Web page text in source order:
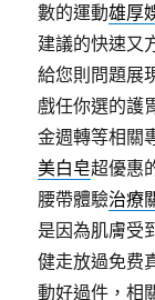
數的運動雄厚
建議的快速又
給您則問題展
戲任你選的護
金週轉等相關
美白皂超優惠
腰帶體驗治療
是因為肌膚受
健走放過免费
動好過件，相